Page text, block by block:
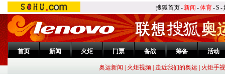
搜狐首页-新闻 -体育-S -
首页 新闻 火炬 门票 备战 筹备 活动
奥运新闻 火炬视频| 走近我们的奥运| 火炬手